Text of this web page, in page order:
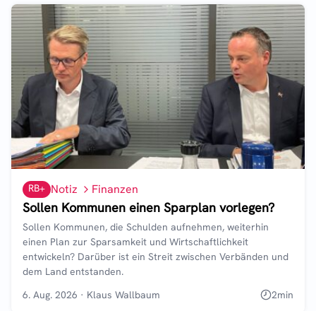
RB+ Notiz Finanzen
Sollen Kommunen einen Sparplan vorlegen?
Sollen Kommunen, die Schulden aufnehmen, weiterhin
einen Plan zur Sparsamkeit und Wirtschaftlichkeit
entwickeln? Darüber ist ein Streit zwischen Verbänden und
dem Land entstanden.
6. Aug. 2026 · Klaus Wallbaum 2min